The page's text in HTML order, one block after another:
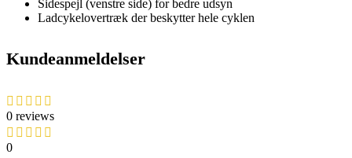
Sidespejl (venstre side) for bedre udsyn
Ladcykelovertræk der beskytter hele cyklen
Kundeanmeldelser
0 reviews
0